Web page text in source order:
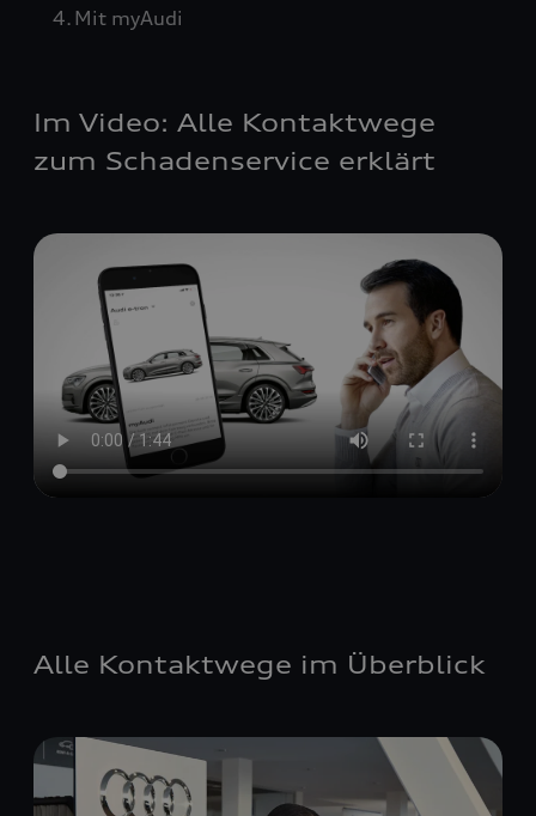
Mit myAudi
Im Video: Alle Kontaktwege
zum Schadenservice erklärt
Alle Kontaktwege im Überblick